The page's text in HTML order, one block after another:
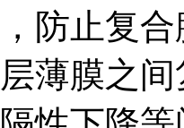
防止复
薄膜之